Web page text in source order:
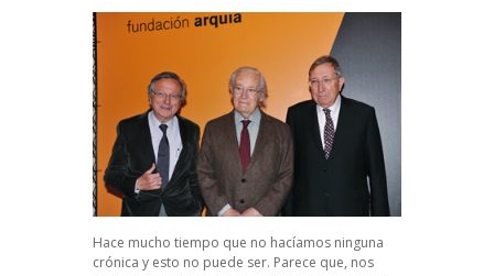
Hace mucho tiempo que no hacíamos ninguna
crónica y esto no puede ser. Parece que, nos